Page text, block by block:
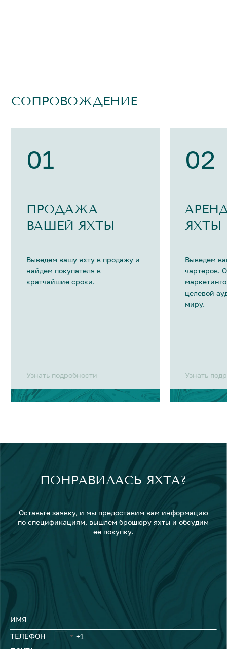
СОПРОВОЖДЕНИЕ
01
ПРОДАЖА
ВАШЕЙ ЯХТЫ
Выведем вашу яхту в продажу и
найдем покупателя в
кратчайшие сроки.
Узнать подробности
02
ЯХТЫ
Выведем
чартеров.
целевой
миру.
Узнать
ПОНРАВИЛАСЬ ЯХТА?
Оставьте заявку, и мы предоставим вам информацию
по спецификациям, вышлем брошюру яхты и обсудим
ее покупку.
ИМЯ
ТЕЛЕФОН